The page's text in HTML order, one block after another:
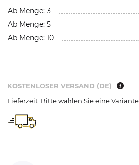
Ab Menge: 3
Ab Menge: 5
Ab Menge: 10
KOSTENLOSER VERSAND (DE)
Lieferzeit: Bitte wählen Sie eine Variante